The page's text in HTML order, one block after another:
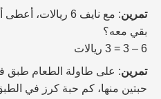
تمرين
بقي معه؟
6 – 3 = 3 ريالات
تمرين
حبتين منها، كم حبة كرز في